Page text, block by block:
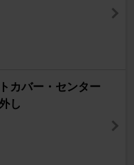
カバー・センター
し